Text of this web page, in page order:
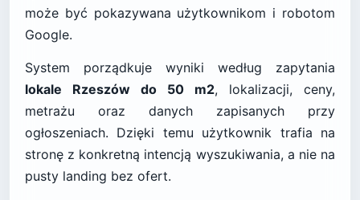
może być pokazywana użytkownikom i robotom
Google.
System porządkuje wyniki według zapytania
lokale Rzeszów do 50 m2, lokalizacji, ceny,
metrażu oraz danych zapisanych przy
ogłoszeniach. Dzięki temu użytkownik trafia na
stronę z konkretną intencją wyszukiwania, a nie na
pusty landing bez ofert.